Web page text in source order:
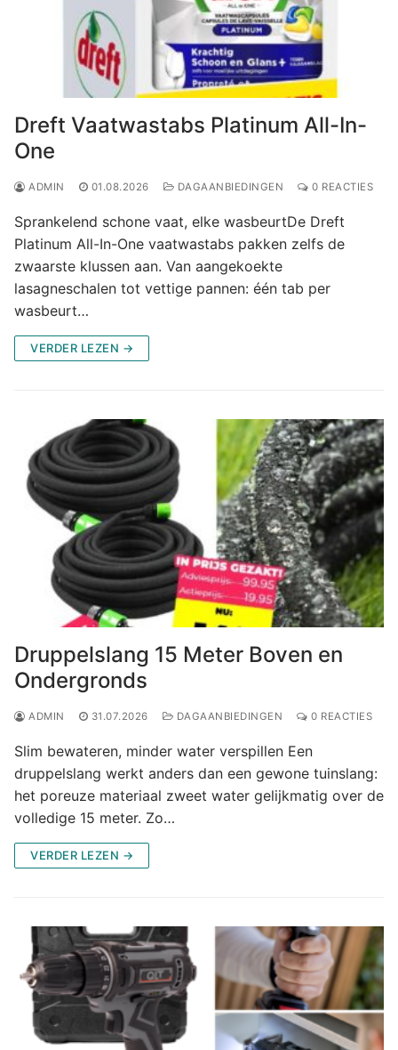
Dreft Vaatwastabs Platinum All-In-
One
ADMIN 01.08.2026 DAGAANBIEDINGEN 0 REACTIES
Sprankelend schone vaat, elke wasbeurtDe Dreft
Platinum All-In-One vaatwastabs pakken zelfs de
zwaarste klussen aan. Van aangekoekte
lasagneschalen tot vettige pannen: één tab per
wasbeurt…
VERDER LEZEN →
Druppelslang 15 Meter Boven en
Ondergronds
ADMIN 31.07.2026 DAGAANBIEDINGEN 0 REACTIES
Slim bewateren, minder water verspillen Een
druppelslang werkt anders dan een gewone tuinslang:
het poreuze materiaal zweet water gelijkmatig over de
volledige 15 meter. Zo…
VERDER LEZEN →